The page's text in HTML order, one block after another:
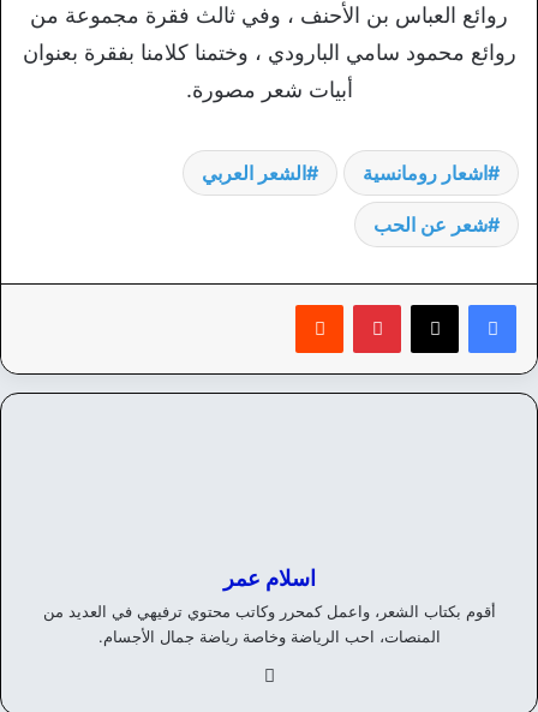
روائع العباس بن الأحنف ، وفي ثالث فقرة مجموعة من
روائع محمود سامي البارودي ، وختمنا كلامنا بفقرة بعنوان
أبيات شعر مصورة.
اشعار رومانسية الشعر العربي
شعر عن الحب
بينتيريست
اسلام عمر
أقوم بكتاب الشعر، واعمل كمحرر وكاتب محتوي ترفيهي في العديد من
المنصات، احب الرياضة وخاصة رياضة جمال الأجسام.